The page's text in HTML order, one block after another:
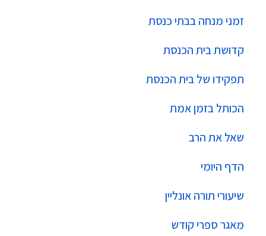
זמני מנחה בבתי כנסת
קדושת בית הכנסת
תפקידו של בית הכנסת
הכותל בזמן אמת
שאל את הרב
הדף היומי
שיעורי תורה אונליין
מאגר ספרי קודש